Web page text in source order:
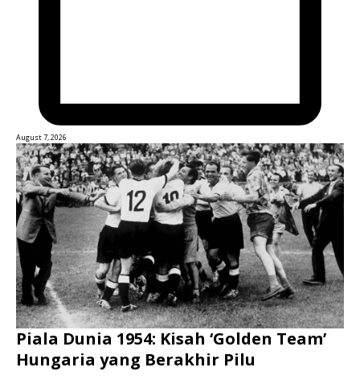
August 7, 2026
Piala Dunia 1954: Kisah ‘Golden Team’
Hungaria yang Berakhir Pilu